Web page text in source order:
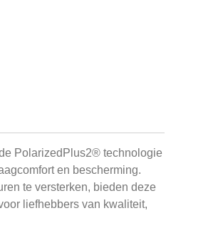
PolarizedPlus2® technologie
en bescherming.
te versterken, bieden deze
liefhebbers van kwaliteit,